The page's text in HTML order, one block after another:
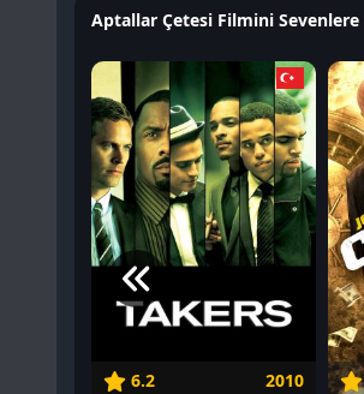
Aptallar Çetesi Filmini
6.2 2010